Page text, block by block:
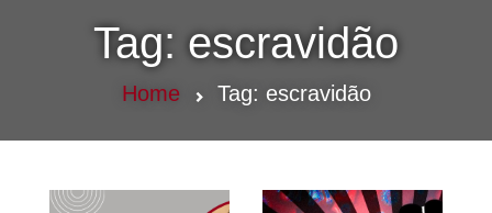
Tag: escravidão
Home Tag: escravidão